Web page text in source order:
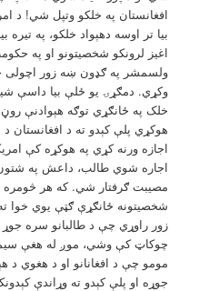
افغانستان په خلکو وتپل شي! د
بیا تر اوسه دهېواد خلکو، په تیره
اغیز لرونکو شخصیتونو او په
ولسمشر په ګډون ښه زور اچولی
وکړي. دمګړۍ یو ځلې بیا داسې
خلک په ځانګړي توګه هېوادنې
هوکړي پلې کېدو ته د افغانستان
اجازه ورنه کړي په هوکړه کې
اجاره شوي طالب، داعش په
مصیبت ګرفتار شي. که هر څومره
شخصیتونه ځانګړې ګټې یوي خوا
زور راوړي چې د طالبانو سره جوړ
چوکاټ کې وشي، موږ له هغې
مومو چې د افغانانو او د هغوي د
جوړه او پلې کېدو ته وړاندې